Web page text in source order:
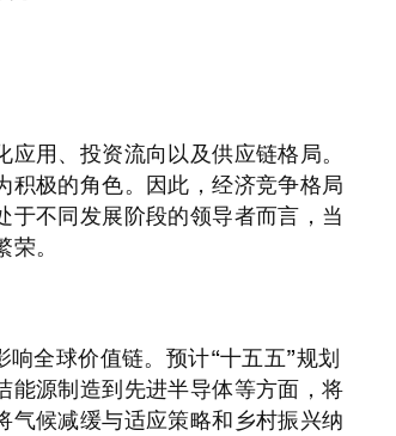
用、投资流向以及供应链格局。
积极的角色。因此，经济竞争格局
于不同发展阶段的领导者而言，当
。
全球价值链。预计“十五五”规划
能源制造到先进半导体等方面，将
气候减缓与适应策略和乡村振兴纳